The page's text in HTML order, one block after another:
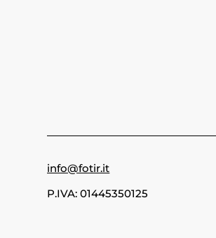
info@fotir.it
P.IVA: 01445350125